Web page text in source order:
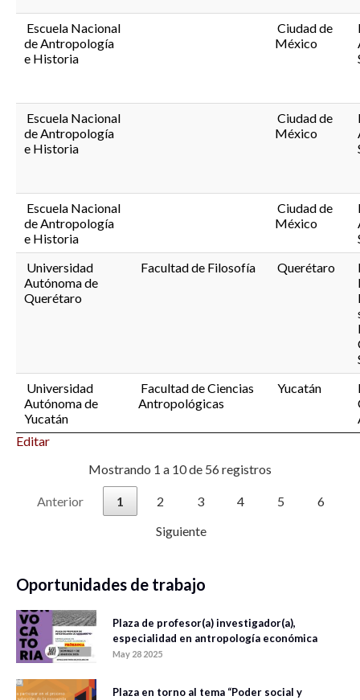
Editar
Escuela Nacional
de Antropología
e Historia
Ciudad de
México
Escuela Nacional
de Antropología
e Historia
Ciudad de
México
Escuela Nacional
de Antropología
e Historia
Ciudad de
México
Universidad
Autónoma de
Querétaro
Facultad de Filosofía Querétaro
Universidad
Autónoma de
Yucatán
Facultad de Ciencias
Antropológicas
Yucatán
Mostrando 1 a 10 de 56 registros
Anterior 1 2 3 4 5
6
Siguiente
Oportunidades de trabajo
Plaza de profesor(a) investigador(a),
especialidad en antropología económica
May 28 2025
Plaza en torno al tema “Poder social y